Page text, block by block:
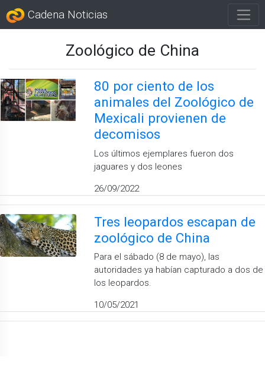
Cadena Noticias
Zoológico de China
80 por ciento de los
animales del Zoológico de
Mexicali provienen de
decomisos
Los últimos ejemplares fueron dos
jaguares y dos leones
26/09/2022
Tres leopardos escapan de
zoológico de China
Para el sábado (8 de mayo), las
autoridades ya habían capturado a dos de
los leopardos.
10/05/2021